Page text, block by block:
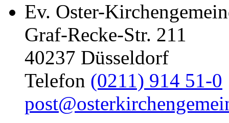
Ev. Oster-
Graf-Recke-Str. 211
40237 Düsseldorf
Telefon (0211) 914 51-0